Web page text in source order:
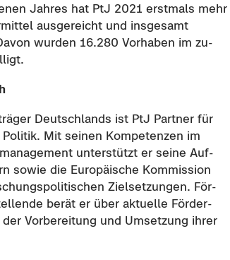
Jah­res hat PtJ 2021 erst­mals mehr
aus­ge­reicht und ins­ge­samt
wur­den 16.280 Vor­ha­ben im zu­
Deutsch­lands ist PtJ Part­ner für
Mit sei­nen Kom­pe­ten­zen im
un­ter­stützt er seine Auf­
sowie die Eu­ro­päi­sche Kom­mis­si­on
Ziel­set­zun­gen. För­
berät er über ak­tu­el­le För­der­
Vor­be­rei­tung und Um­set­zung ihrer